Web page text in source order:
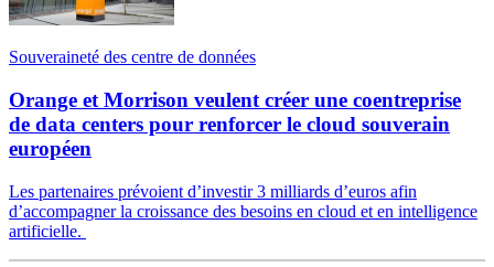
Souveraineté des centre de données
Orange et Morrison veulent créer une coentreprise
de data centers pour renforcer le cloud souverain
européen
Les partenaires prévoient d’investir 3 milliards d’euros afin
d’accompagner la croissance des besoins en cloud et en intelligence
artificielle.